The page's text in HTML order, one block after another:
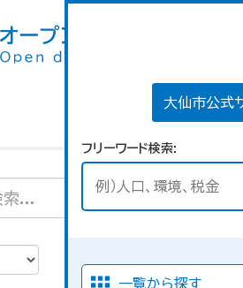
大仙市公式
フリーワード検索
一覧から探す